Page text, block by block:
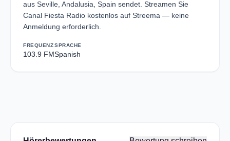
aus Seville, Andalusia, Spain sendet. Streamen Sie
Canal Fiesta Radio kostenlos auf Streema — keine
Anmeldung erforderlich.
FREQUENZ
103.9 FM
SPRACHE
Spanish